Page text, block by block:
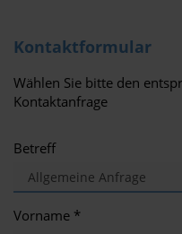
Kontaktformular
Wählen Sie bitte den
Kontaktanfrage
Betreff
Vorname *